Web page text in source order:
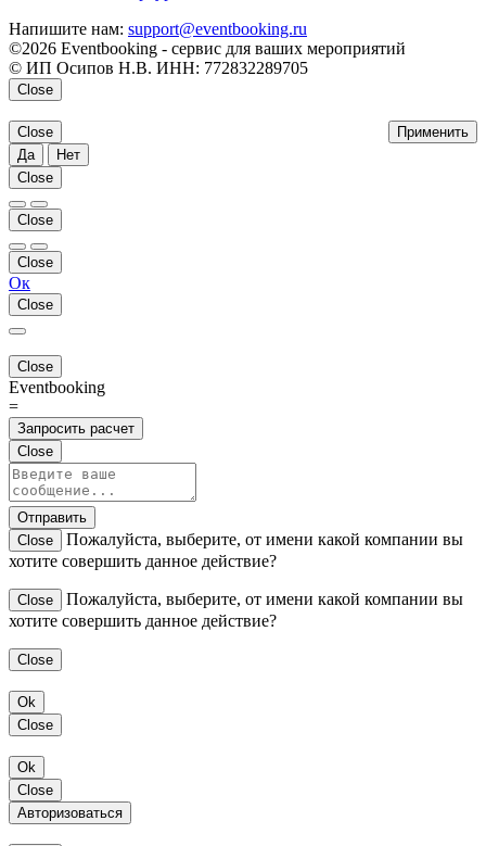
Напишите нам: support@eventbooking.ru
©2026 Eventbooking - сервис для ваших мероприятий
© ИП Осипов Н.В. ИНН: 772832289705
Close
Применить
Close
Да
Нет
Close
Close
Close
Ок
Close
Close
Eventbooking
=
Запросить расчет
Close
Отправить
Close
Пожалуйста, выберите, от имени какой компании вы
хотите совершить данное действие?
Close
Пожалуйста, выберите, от имени какой компании вы
хотите совершить данное действие?
Close
Ok
Close
Ok
Close
Авторизоваться